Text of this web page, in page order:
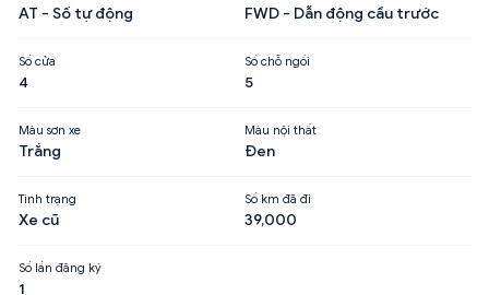
AT - Số tự động FWD - Dẫn động cầu trước
Số cửa
4
Số chỗ ngồi
5
Màu sơn xe
Trắng
Màu nội thất
Đen
Tình trạng
Xe cũ
Số km đã đi
39,000
Số lần đăng ký
1